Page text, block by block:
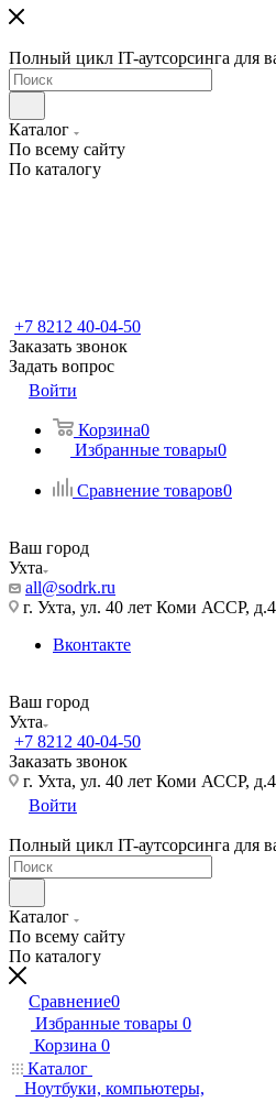
Полный цикл IT-аутсорсинга для
Каталог
По всему сайту
По каталогу
+7 8212 40-04-50
Заказать звонок
Задать вопрос
Войти
Корзина0
Избранные товары0
Сравнение товаров0
Ваш город
Ухта
all@sodrk.ru
г. Ухта, ул. 40 лет Коми АССР, д.4
Вконтакте
Ваш город
Ухта
+7 8212 40-04-50
Заказать звонок
г. Ухта, ул. 40 лет Коми АССР, д.4
Войти
Полный цикл IT-аутсорсинга для
Каталог
По всему сайту
По каталогу
Сравнение0
Избранные товары 0
Корзина 0
Каталог
Ноутбуки, компьютеры,